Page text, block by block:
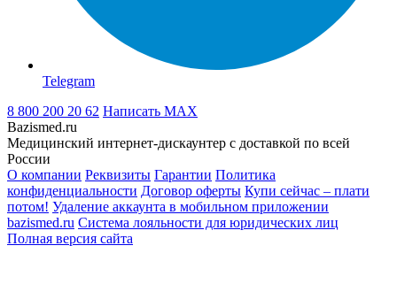
Telegram
8 800 200 20 62 Написать MAX
Bazismed.ru
Медицинский интернет-дискаунтер с доставкой по всей
России
О компании Реквизиты Гарантии Политика
конфиденциальности Договор оферты Купи сейчас – плати
потом! Удаление аккаунта в мобильном приложении
bazismed.ru Система лояльности для юридических лиц
Полная версия сайта